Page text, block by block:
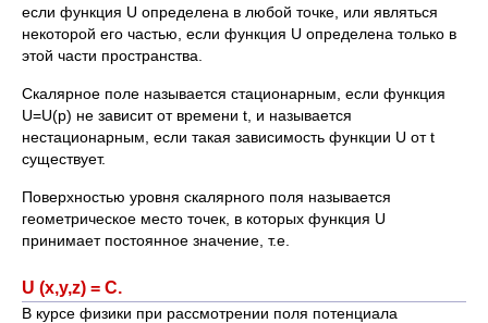
если функция U определена в любой точке, или являться
некоторой его частью, если функция U определена только в
этой части пространства.
Скалярное поле называется стационарным, если функция
U=U(p) не зависит от времени t, и называется
нестационарным, если такая зависимость функции U от t
существует.
Поверхностью уровня скалярного поля называется
геометрическое место точек, в которых функция U
принимает постоянное значение, т.е.
U (x,y,z) = C.
В курсе физики при рассмотрении поля потенциала